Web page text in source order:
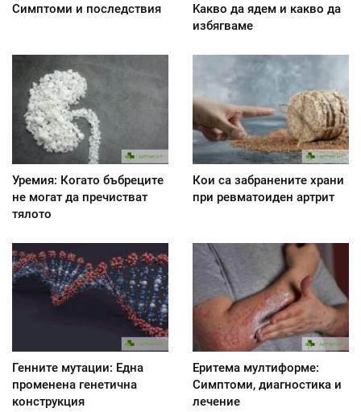
Симптоми и последствия
Kакво да ядем и какво да
избягваме
Уремия: Когато бъбреците
не могат да пречистват
тялото
Кои са забранените храни
при ревматоиден артрит
Генните мутации: Една
променена генетична
конструкция
Еритема мултиформе:
Симптоми, диагностика и
лечение